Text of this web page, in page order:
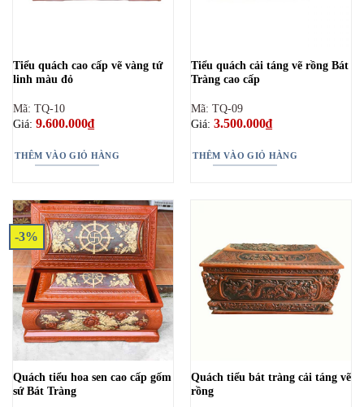
Tiểu quách cao cấp vẽ vàng tứ
linh màu đỏ
Mã: TQ-10
Giá: 9.600.000₫
THÊM VÀO GIỎ HÀNG
Tiểu quách cải táng vẽ rồng Bát
Tràng cao cấp
Mã: TQ-09
Giá: 3.500.000₫
THÊM VÀO GIỎ HÀNG
-3%
Quách tiểu hoa sen cao cấp gốm
sứ Bát Tràng
Quách tiểu bát tràng cải táng vẽ
rồng